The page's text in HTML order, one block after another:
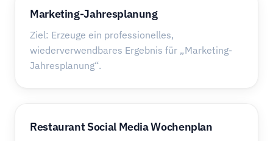
Marketing-Jahresplanung
Ziel: Erzeuge ein professionelles,
wiederverwendbares Ergebnis für „Marketing-
Jahresplanung“.
Restaurant Social Media Wochenplan